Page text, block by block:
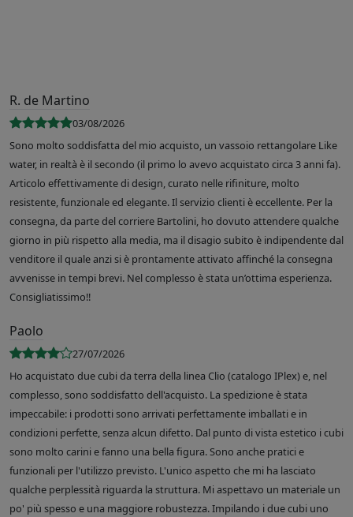
R. de Martino
03/08/2026
Sono molto soddisfatta del mio acquisto, un vassoio rettangolare Like
water, in realtà è il secondo (il primo lo avevo acquistato circa 3 anni fa).
Articolo effettivamente di design, curato nelle rifiniture, molto
resistente, funzionale ed elegante. Il servizio clienti è eccellente. Per la
consegna, da parte del corriere Bartolini, ho dovuto attendere qualche
giorno in più rispetto alla media, ma il disagio subito è indipendente dal
venditore il quale anzi si è prontamente attivato affinché la consegna
avvenisse in tempi brevi. Nel complesso è stata un’ottima esperienza.
Consigliatissimo!!
Paolo
27/07/2026
Ho acquistato due cubi da terra della linea Clio (catalogo IPlex) e, nel
complesso, sono soddisfatto dell'acquisto. La spedizione è stata
impeccabile: i prodotti sono arrivati perfettamente imballati e in
condizioni perfette, senza alcun difetto. Dal punto di vista estetico i cubi
sono molto carini e fanno una bella figura. Sono anche pratici e
funzionali per l'utilizzo previsto. L'unico aspetto che mi ha lasciato
qualche perplessità riguarda la struttura. Mi aspettavo un materiale un
po' più spesso e una maggiore robustezza. Impilando i due cubi uno